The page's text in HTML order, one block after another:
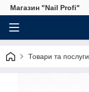
Магазин "Nail Profi"
Товари та послуги